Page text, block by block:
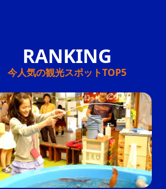
今人気の観光スポットTOP5